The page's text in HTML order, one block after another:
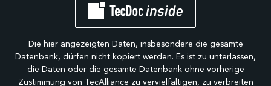
Die hier angezeigten Daten, insbesondere die gesamte
Datenbank, dürfen nicht kopiert werden. Es ist zu unterlassen,
die Daten oder die gesamte Datenbank ohne vorherige
Zustimmung von TecAlliance zu vervielfältigen, zu verbreiten